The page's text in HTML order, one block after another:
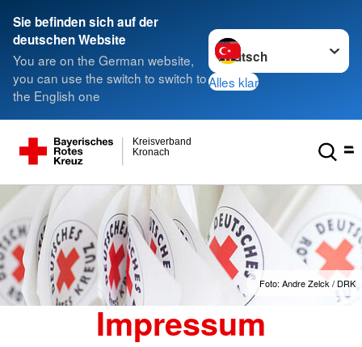
Sie befinden sich auf der
deutschen Website
You are on the German website,
you can use the switch to switch to
the English one
Sprache wechseln zu
Alles klar
Kronach
Kreisverband
Foto: Andre Zelck / DRK
Impressum